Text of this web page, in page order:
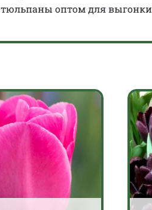
оптом для выгонки